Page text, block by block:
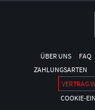
ÜBER UNS FAQ
ZAHLUNGSARTEN
VERTRAG
COOKIE-